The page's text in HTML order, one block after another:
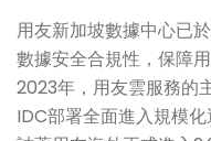
用友新加坡數據中心已
數據安全合規性，保障
2023年，用友雲服務的
IDC部署全面進入規模